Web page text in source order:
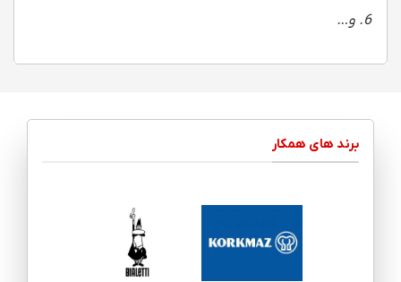
و…
برند های همکار